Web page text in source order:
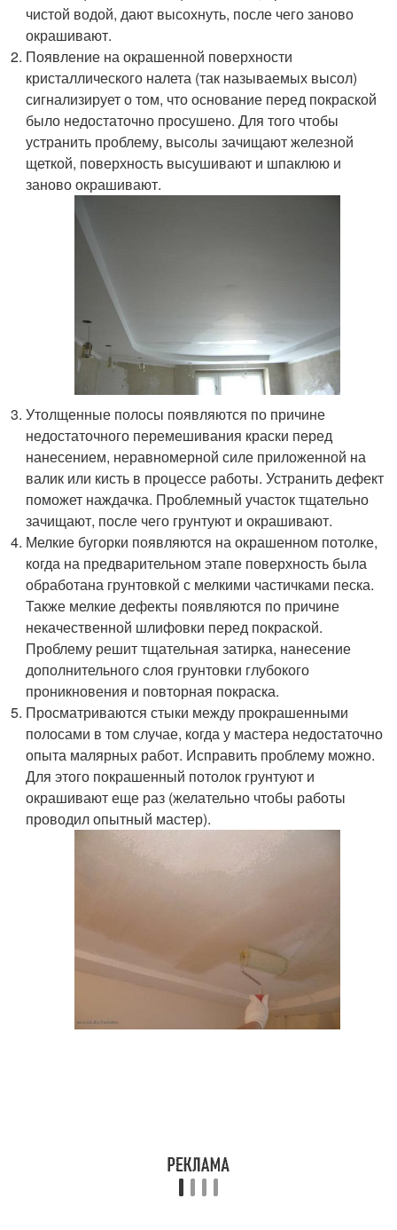
чистой водой, дают высохнуть, после чего заново
окрашивают.
Появление на окрашенной поверхности
кристаллического налета (так называемых высол)
сигнализирует о том, что основание перед покраской
было недостаточно просушено. Для того чтобы
устранить проблему, высолы зачищают железной
щеткой, поверхность высушивают и шпаклюю и
заново окрашивают.
Утолщенные полосы появляются по причине
недостаточного перемешивания краски перед
нанесением, неравномерной силе приложенной на
валик или кисть в процессе работы. Устранить дефект
поможет наждачка. Проблемный участок тщательно
зачищают, после чего грунтуют и окрашивают.
Мелкие бугорки появляются на окрашенном потолке,
когда на предварительном этапе поверхность была
обработана грунтовкой с мелкими частичками песка.
Также мелкие дефекты появляются по причине
некачественной шлифовки перед покраской.
Проблему решит тщательная затирка, нанесение
дополнительного слоя грунтовки глубокого
проникновения и повторная покраска.
Просматриваются стыки между прокрашенными
полосами в том случае, когда у мастера недостаточно
опыта малярных работ. Исправить проблему можно.
Для этого покрашенный потолок грунтуют и
окрашивают еще раз (желательно чтобы работы
проводил опытный мастер).